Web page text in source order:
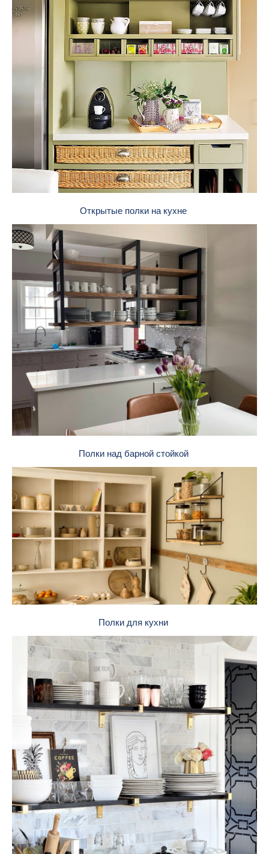
Открытые полки на кухне
Полки над барной стойкой
Полки для кухни